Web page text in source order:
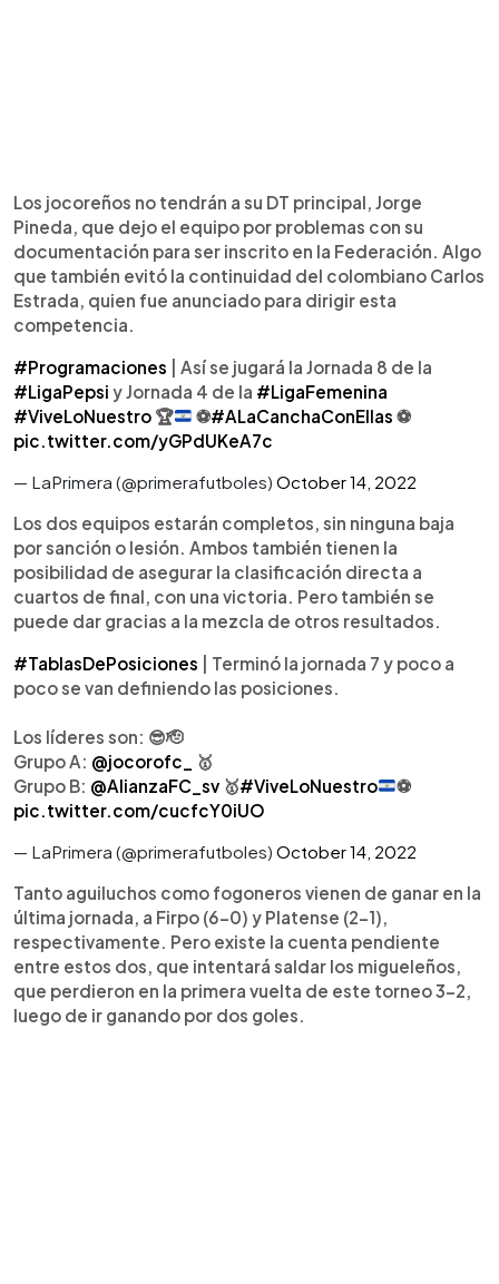
Los jocoreños no tendrán a su DT principal, Jorge
Pineda, que dejo el equipo por problemas con su
documentación para ser inscrito en la Federación. Algo
que también evitó la continuidad del colombiano Carlos
Estrada, quien fue anunciado para dirigir esta
competencia.
#Programaciones | Así se jugará la Jornada 8 de la
#LigaPepsi y Jornada 4 de la #LigaFemenina
#ViveLoNuestro 🏆 ⚽️#ALaCanchaConEllas ⚽️
pic.twitter.com/yGPdUKeA7c
— LaPrimera (@primerafutboles) October 14, 2022
Los dos equipos estarán completos, sin ninguna baja
por sanción o lesión. Ambos también tienen la
posibilidad de asegurar la clasificación directa a
cuartos de final, con una victoria. Pero también se
puede dar gracias a la mezcla de otros resultados.
#TablasDePosiciones | Terminó la jornada 7 y poco a
poco se van definiendo las posiciones.
Los líderes son: 😎🫡
Grupo A: @jocorofc_
🥇
Grupo B: @AlianzaFC_sv 🥇#ViveLoNuestro
⚽
pic.twitter.com/cucfcY0iUO
— LaPrimera (@primerafutboles) October 14, 2022
Tanto aguiluchos como fogoneros vienen de ganar en la
última jornada, a Firpo (6-0) y Platense (2-1),
respectivamente. Pero existe la cuenta pendiente
entre estos dos, que intentará saldar los migueleños,
que perdieron en la primera vuelta de este torneo 3-2,
luego de ir ganando por dos goles.